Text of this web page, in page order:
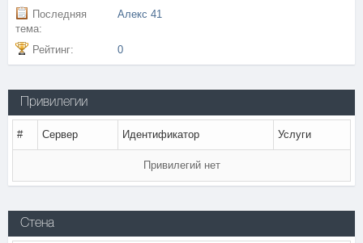
Последняя
тема:
Алекс 41
Рейтинг: 0
Привилегии
# Сервер Идентификатор Услуги
Привилегий нет
Стена